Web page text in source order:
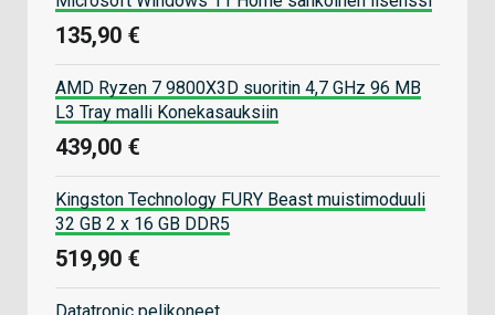
135,90 €
AMD Ryzen 7 9800X3D suoritin 4,7 GHz 96 MB
L3 Tray malli Konekasauksiin
439,00 €
Kingston Technology FURY Beast muistimoduuli
32 GB 2 x 16 GB DDR5
519,90 €